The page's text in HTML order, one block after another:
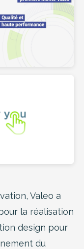
Valeo a
la réalisation
design pour
du